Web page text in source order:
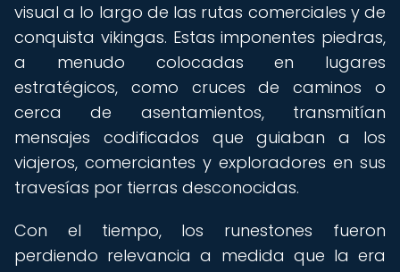
visual a lo largo de las rutas comerciales y de
conquista vikingas. Estas imponentes piedras,
a menudo colocadas en lugares
estratégicos, como cruces de caminos o
cerca de asentamientos, transmitían
mensajes codificados que guiaban a los
viajeros, comerciantes y exploradores en sus
travesías por tierras desconocidas.
Con el tiempo, los runestones fueron
perdiendo relevancia a medida que la era